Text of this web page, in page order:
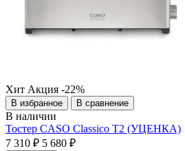
Хит Акция -22%
В избранное В сравнение
В наличии
Тостер CASO Classico T2 (УЦЕНКА)
7 310 ₽ 5 680 ₽